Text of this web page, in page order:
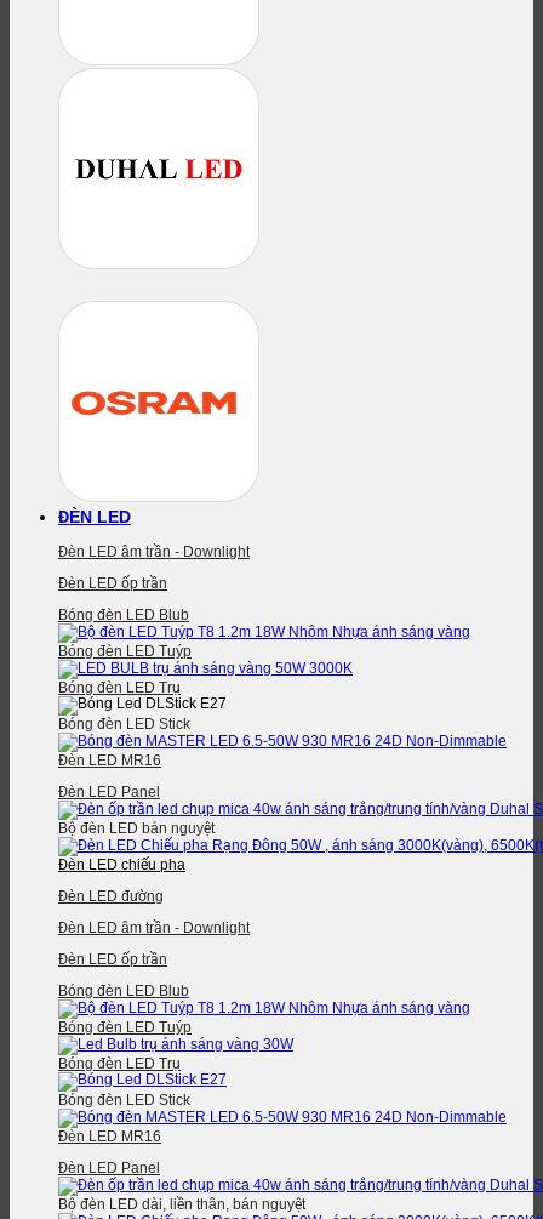
ĐÈN LED
Đèn LED âm trần - Downlight
Đèn LED ốp trần
Bóng đèn LED Blub
Bóng đèn LED Tuýp
Bóng đèn LED Trụ
Bóng đèn LED Stick
Đèn LED MR16
Đèn LED Panel
Bộ đèn LED bán nguyệt
Đèn LED chiếu pha
Đèn LED đường
Đèn LED âm trần - Downlight
Đèn LED ốp trần
Bóng đèn LED Blub
Bóng đèn LED Tuýp
Bóng đèn LED Trụ
Bóng đèn LED Stick
Đèn LED MR16
Đèn LED Panel
Bộ đèn LED dài, liền thân, bán nguyệt